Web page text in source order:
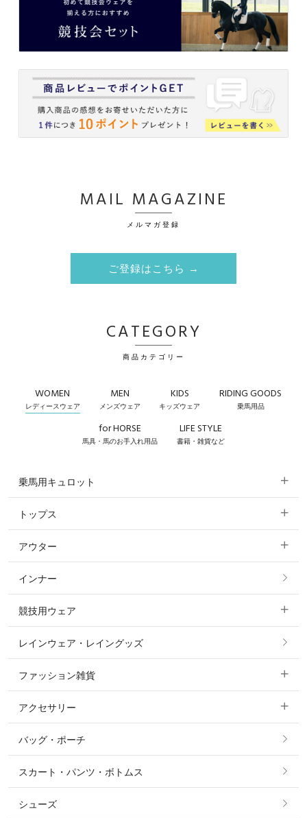
MAIL MAGAZINE
メルマガ登録
ご登録はこちら →
CATEGORY
商品カテゴリー
WOMEN
レディースウェア
MEN
メンズウェア
KIDS
キッズウェア
RIDING GOODS
乗馬用品
for HORSE
馬具・馬のお手入れ用品
LIFE STYLE
書籍・雑貨など
乗馬用キュロット
すべてのキュロット
フルグリップ・尻革 キュロット
ニーグリップ・膝革 キュロット
トップス
すべてのトップス
ポロシャツ
カットソー・Tシャツ・タンクトップ
ニット・セーター
シャツ・ブラウス・ワンピース
アウター
すべてのアウター
コート
ジャケット・ブルゾン
インナー
競技用ウェア
すべての競技用ウェア
ショージャケット
ショーシャツ
レインウェア・レイングッズ
ファッション雑貨
すべてのファッション雑貨
ソックス
ベルト
アクセサリー
すべてのアクセサリー
リング
ピアス・イヤリング
バッグ・ポーチ
スカート・パンツ・ボトムス
シューズ